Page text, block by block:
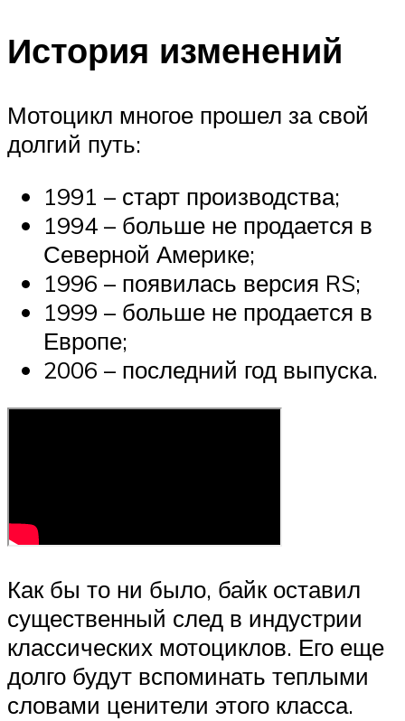
История изменений
Мотоцикл многое прошел за свой
долгий путь:
1991 – старт производства;
1994 – больше не продается в
Северной Америке;
1996 – появилась версия RS;
1999 – больше не продается в
Европе;
2006 – последний год выпуска.
Как бы то ни было, байк оставил
существенный след в индустрии
классических мотоциклов. Его еще
долго будут вспоминать теплыми
словами ценители этого класса.